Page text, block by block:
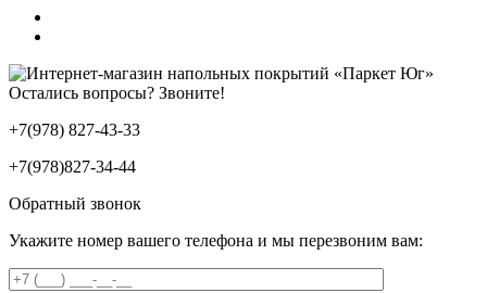
Остались вопросы? Звоните!
+7(978) 827-43-33
+7(978)827-34-44
Обратный звонок
Укажите номер вашего телефона и мы перезвоним вам: